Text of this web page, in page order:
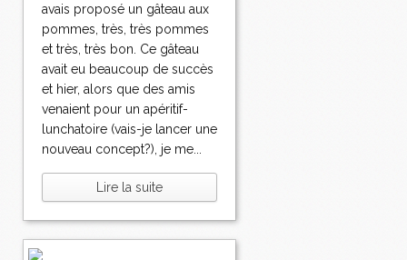
avais proposé un gâteau aux
pommes, très, très pommes
et très, très bon. Ce gâteau
avait eu beaucoup de succès
et hier, alors que des amis
venaient pour un apéritif-
lunchatoire (vais-je lancer une
nouveau concept?), je me...
Lire la suite